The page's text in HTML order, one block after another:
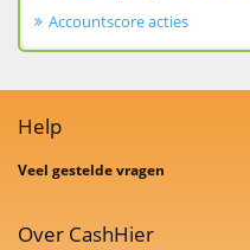
Accountscore acties
Help
Veel gestelde vragen
Over CashHier